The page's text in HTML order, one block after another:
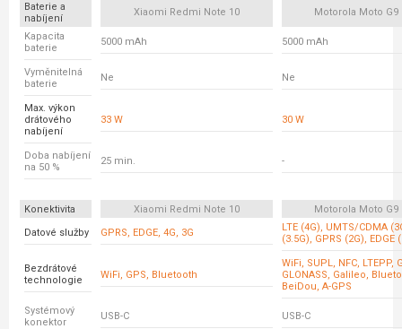
Baterie a
nabíjení
Xiaomi Redmi Note 10 Motorola Moto G9
Kapacita
baterie
5000 mAh 5000 mAh
Vyměnitelná
baterie
Ne Ne
Max. výkon
drátového
nabíjení
33 W 30 W
Doba nabíjení
na 50 %
25 min. -
Konektivita Xiaomi Redmi Note 10
Motorola Moto G9
Datové služby
GPRS, EDGE, 4G, 3G
LTE (4G), UMTS/CDMA
(3.5G), GPRS (2G), EDGE
Bezdrátové
technologie
WiFi, GPS, Bluetooth
WiFi, SUPL, NFC, LTEPP,
GLONASS, Galileo,
BeiDou, A-GPS
Systémový
konektor
USB-C USB-C